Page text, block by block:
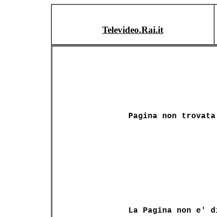
Televideo.Rai.it
Pagina non trovata
La Pagina non e'